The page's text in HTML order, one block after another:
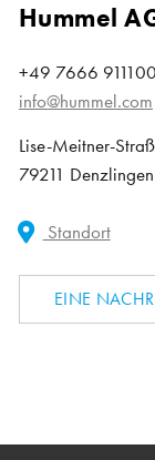
Hummel
+49 7666 911100
info@hummel.com
Lise-Meitner-
79211 Denzlingen
Standort
EINE